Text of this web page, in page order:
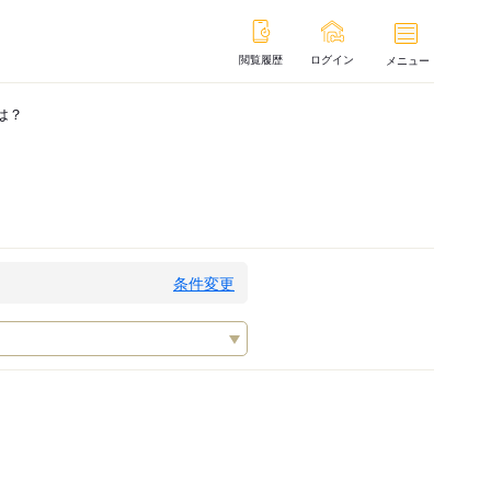
閲覧履歴 ログイン メニュー
？
条件変更